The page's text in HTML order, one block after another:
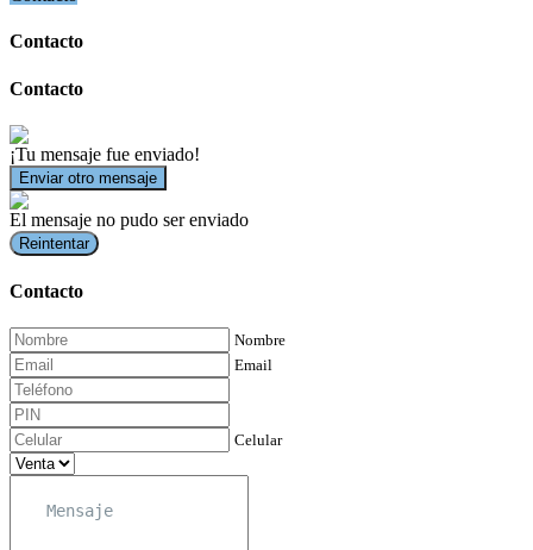
Contacto
Contacto
¡Tu mensaje fue enviado!
Enviar otro mensaje
El mensaje no pudo ser enviado
Reintentar
Contacto
Nombre
Email
Celular